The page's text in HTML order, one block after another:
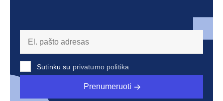
Sutinku su privatumo politika
Prenumeruoti